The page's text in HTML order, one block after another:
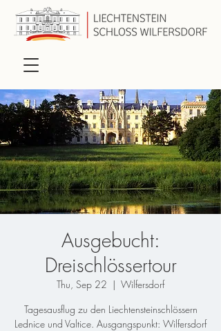
Ausgebucht:
Dreischlössertour
Thu, Sep 22
  |
Wilfersdorf
Tagesausflug zu den Liechtensteinschlössern
Lednice und Valtice. Ausgangspunkt: Wilfersdorf